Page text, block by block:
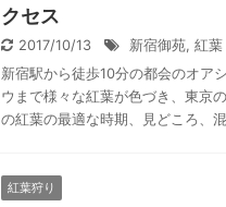
クセス
2017/10/13 新宿御苑, 紅葉
新宿駅から徒歩10分の都会のオア
ウまで様々な紅葉が色づき、東京
の紅葉の最適な時期、見どころ、
紅葉狩り